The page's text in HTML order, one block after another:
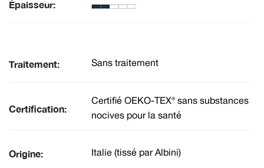
Épaisseur:
Traitement: Sans traitement
Certification:
Certifié OEKO-TEX® sans substances
nocives pour la santé
Origine: Italie (tissé par Albini)